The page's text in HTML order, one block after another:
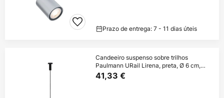
Prazo de entrega: 7 - 11 dias úteis
Candeeiro suspenso sobre trilhos
Paulmann URail Lirena, preta, Ø 6 cm,
GU10
41,33 €